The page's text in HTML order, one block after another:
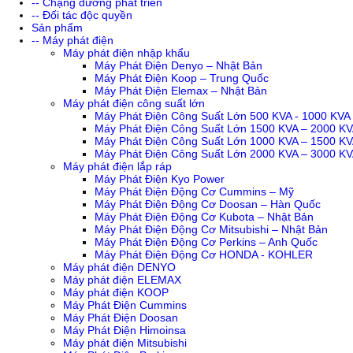
-- Đối tác độc quyền
Sản phẩm
-- Máy phát điện
Máy phát điện nhập khẩu
Máy Phát Điện Denyo – Nhật Bản
Máy Phát Điện Koop – Trung Quốc
Máy Phát Điện Elemax – Nhật Bản
Máy phát điện công suất lớn
Máy Phát Điện Công Suất Lớn 500 KVA - 1000 KVA
Máy Phát Điện Công Suất Lớn 1500 KVA – 2000
Máy Phát Điện Công Suất Lớn 1000 KVA – 1500
Máy Phát Điện Công Suất Lớn 2000 KVA – 3000
Máy phát điện lắp ráp
Máy Phát Điện Kyo Power
Máy Phát Điện Động Cơ Cummins – Mỹ
Máy Phát Điện Động Cơ Doosan – Hàn Quốc
Máy Phát Điện Động Cơ Kubota – Nhật Bản
Máy Phát Điện Động Cơ Mitsubishi – Nhật Bản
Máy Phát Điện Động Cơ Perkins – Anh Quốc
Máy Phát Điện Động Cơ HONDA - KOHLER
Máy phát điện DENYO
Máy phát điện ELEMAX
Máy phát điện KOOP
Máy Phát Điện Cummins
Máy Phát Điện Doosan
Máy Phát Điện Himoinsa
Máy phát điện Mitsubishi